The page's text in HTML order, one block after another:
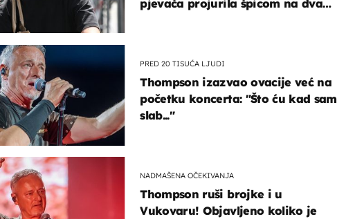
pjevača projurila špicom na dva
PRED 20 TISUĆA LJUDI
Thompson izazvao ovacije već na
početku koncerta: "Što ću kad sam
slab..."
NADMAŠENA OČEKIVANJA
Thompson ruši brojke i u
Vukovaru! Objavljeno koliko je